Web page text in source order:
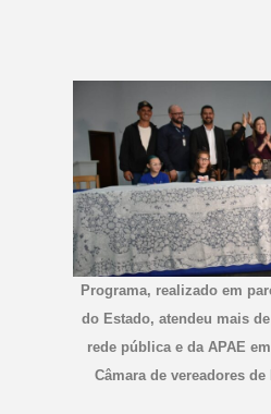
Programa, realizado em
do Estado, atendeu mais
rede pública e da APAE
Câmara de vereadores